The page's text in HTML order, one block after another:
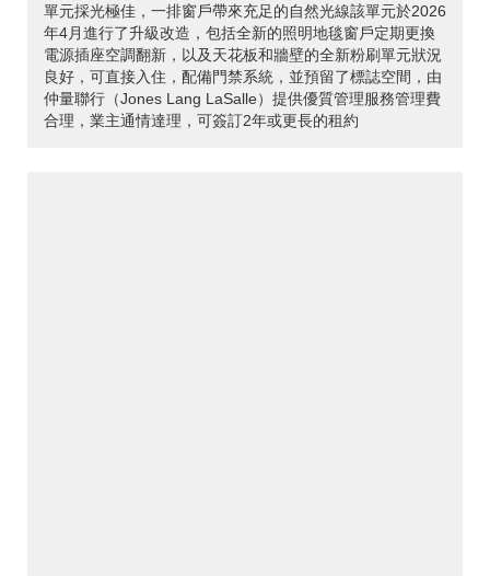
單元採光極佳，一排窗戶帶來充足的自然光線該單元於2026
年4月進行了升級改造，包括全新的照明地毯窗戶定期更換
電源插座空調翻新，以及天花板和牆壁的全新粉刷單元狀況
良好，可直接入住，配備門禁系統，並預留了標誌空間，由
仲量聯行（Jones Lang LaSalle）提供優質管理服務管理費
合理，業主通情達理，可簽訂2年或更長的租約